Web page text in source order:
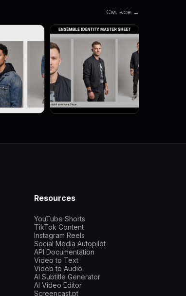
См. все →
Resources
YouTube Shorts
TikTok Content
Instagram Reels
Social Media Autopilot
API Documentation
Video to Text
Video to Audio
AI Subtitle Generator
AI Video Editor
Screencast.pt